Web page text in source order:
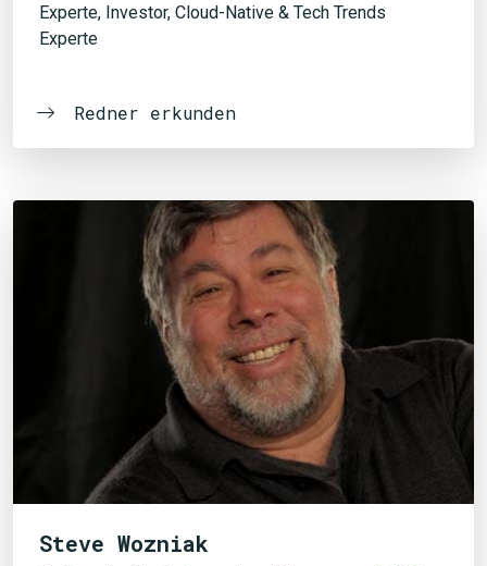
Experte, Investor, Cloud-Native & Tech Trends
Experte
Redner erkunden
Steve Wozniak